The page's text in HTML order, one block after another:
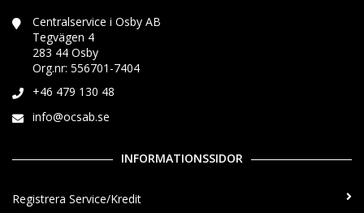
Centralservice i Osby AB
Tegvägen 4
283 44 Osby
Org.nr: 556701-7404
+46 479 130 48
info@ocsab.se
INFORMATIONSSIDOR
Registrera Service/Kredit